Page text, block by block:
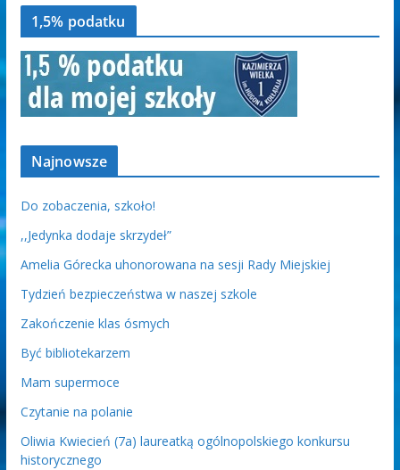
1,5% podatku
Najnowsze
Do zobaczenia, szkoło!
,,Jedynka dodaje skrzydeł”
Amelia Górecka uhonorowana na sesji Rady Miejskiej
Tydzień bezpieczeństwa w naszej szkole
Zakończenie klas ósmych
Być bibliotekarzem
Mam supermoce
Czytanie na polanie
Oliwia Kwiecień (7a) laureatką ogólnopolskiego konkursu
historycznego